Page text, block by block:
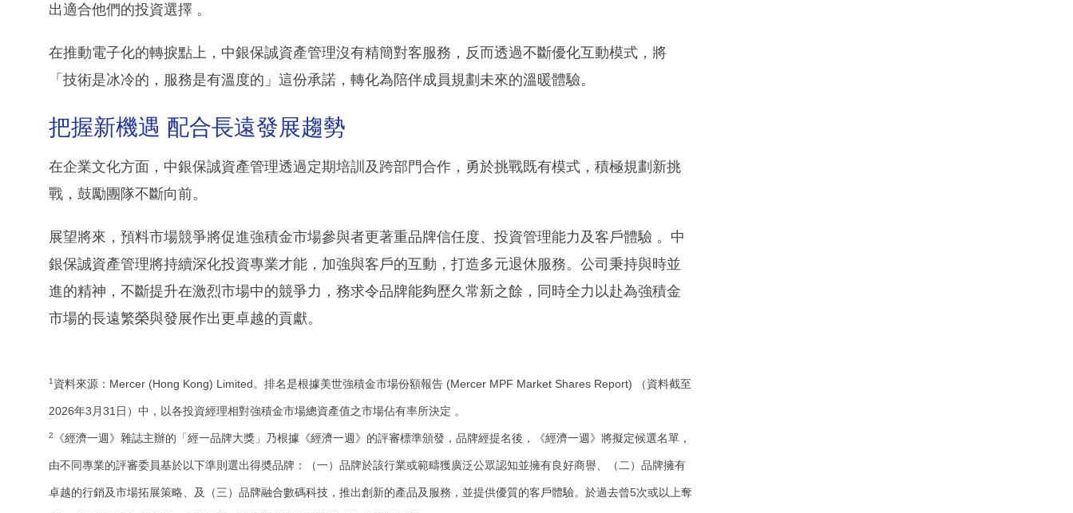
出適合他們的投資選擇 。
在推動電子化的轉捩點上，中銀保誠資產管理沒有精簡對客服務，反而透過不斷優化互動模式，將
「技術是冰冷的，服務是有溫度的」這份承諾，轉化為陪伴成員規劃未來的溫暖體驗。
把握新機遇 配合長遠發展趨勢
在企業文化方面，中銀保誠資產管理透過定期培訓及跨部門合作，勇於挑戰既有模式，積極規劃新挑
戰，鼓勵團隊不斷向前。
展望將來，預料市場競爭將促進強積金市場參與者更著重品牌信任度、投資管理能力及客戶體驗 。中
銀保誠資產管理將持續深化投資專業才能，加強與客戶的互動，打造多元退休服務。公司秉持與時並
進的精神，不斷提升在激烈市場中的競爭力，務求令品牌能夠歷久常新之餘，同時全力以赴為強積金
市場的長遠繁榮與發展作出更卓越的貢獻。
1資料來源：Mercer (Hong Kong) Limited。排名是根據美世強積金市場份額報告 (Mercer MPF Market Shares Report) （資料截至
2026年3月31日）中，以各投資經理相對強積金市場總資產值之市場佔有率所決定 。
2 《經濟一週》雜誌主辦的「經一品牌大獎」乃根據《經濟一週》的評審標準頒發，品牌經提名後，《經濟一週》將擬定候選名單，
由不同專業的評審委員基於以下準則選出得奬品牌：（一）品牌於該行業或範疇獲廣泛公眾認知並擁有良好商譽、（二）品牌擁有
卓越的行銷及市場拓展策略、及（三）品牌融合數碼科技，推出創新的產品及服務，並提供優質的客戶體驗。於過去曾5次或以上奪